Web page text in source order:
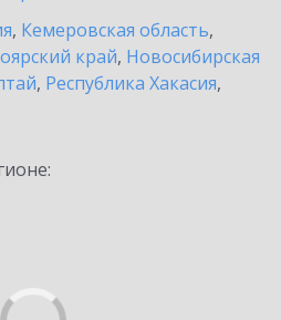
, Кемеровская область,
край, Новосибирская
, Республика Хакасия,